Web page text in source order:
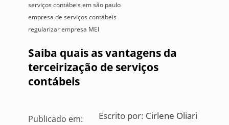
serviços contábeis em são paulo
empresa de serviços contábeis
regularizar empresa MEI
Saiba quais as vantagens da
terceirização de serviços
contábeis
Publicado em:
Escrito por: Cirlene Oliari